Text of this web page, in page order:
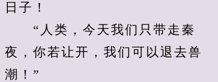
日子！
“人类，今天我们只带走秦
夜，你若让开，我们可以退去兽
潮！”